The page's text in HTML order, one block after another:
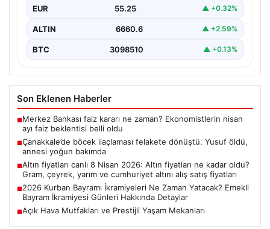
EUR 55.25 ▲ +0.32%
ALTIN 6660.6 ▲ +2.59%
BTC 3098510 ▲ +0.13%
Son Eklenen Haberler
■Merkez Bankası faiz kararı ne zaman? Ekonomistlerin nisan
ayı faiz beklentisi belli oldu
■Çanakkale’de böcek ilaçlaması felakete dönüştü. Yusuf öldü,
annesi yoğun bakımda
■Altın fiyatları canlı 8 Nisan 2026: Altın fiyatları ne kadar oldu?
Gram, çeyrek, yarım ve cumhuriyet altını alış satış fiyatları
■2026 Kurban Bayramı İkramiyeleri Ne Zaman Yatacak? Emekli
Bayram İkramiyesi Günleri Hakkında Detaylar
■Açık Hava Mutfakları ve Prestijli Yaşam Mekanları